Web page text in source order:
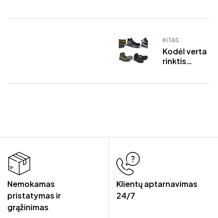
KITAS
Kodėl verta
rinktis
Nemokamas
pristatymas ir
grąžinimas
Klientų aptarnavimas
24/7